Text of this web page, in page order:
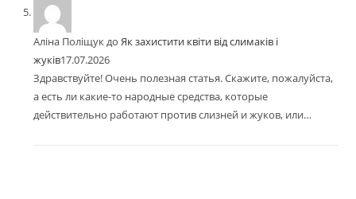
Аліна ПоліщукдоЯк захистити квіти від слимаків і
жуків17.07.2026
Здравствуйте! Очень полезная статья. Скажите, пожалуйста,
а есть ли какие-то народные средства, которые
действительно работают против слизней и жуков, или…